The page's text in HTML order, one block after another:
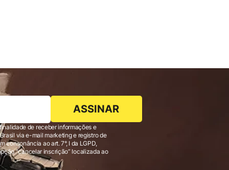
ASSINAR
de receber informações e
ao art. 7°, I da LGPD,